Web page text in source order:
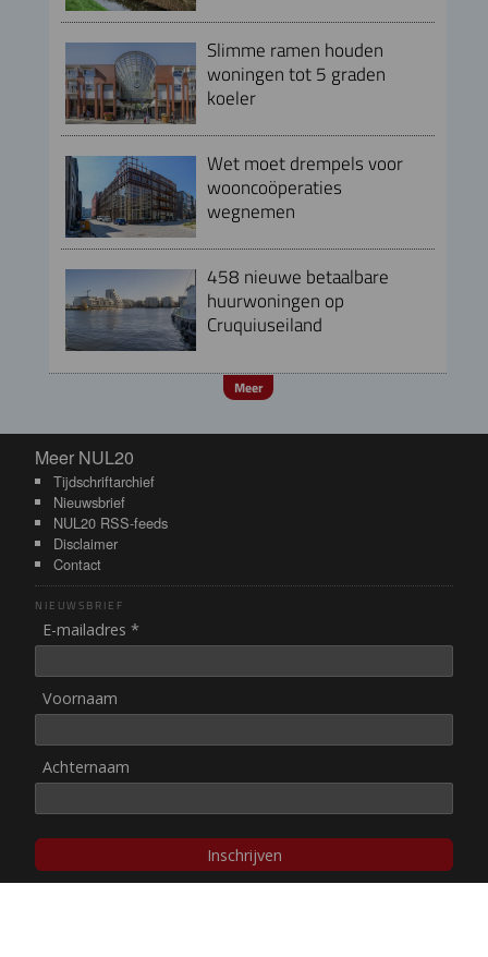
Slimme ramen houden
woningen tot 5 graden
koeler
Wet moet drempels voor
wooncoöperaties
wegnemen
458 nieuwe betaalbare
huurwoningen op
Cruquiuseiland
Meer
Meer NUL20
Meer NUL20
Tijdschriftarchief
Nieuwsbrief
NUL20 RSS-feeds
Disclaimer
Contact
NIEUWSBRIEF
E-mailadres *
Voornaam
Achternaam
Inschrijven